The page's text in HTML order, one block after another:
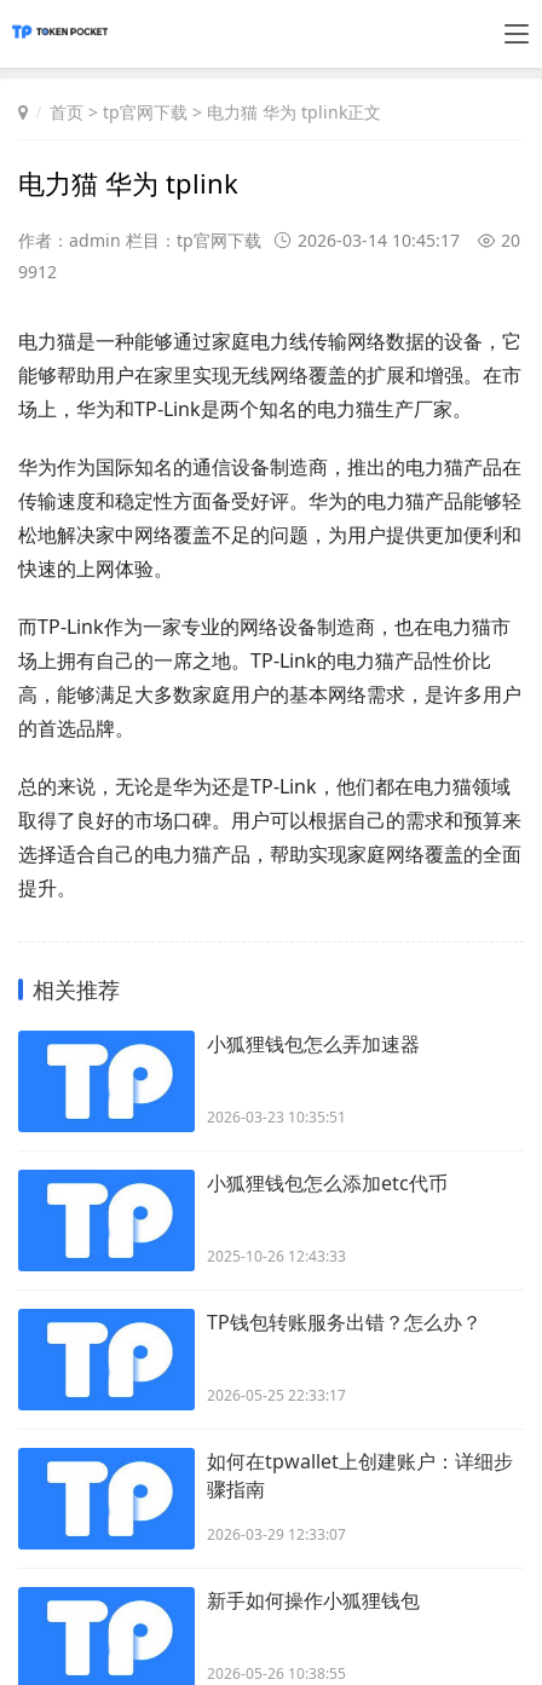
首页 > tp官网下载 > 电力猫 华为 tplink正文
电力猫 华为 tplink
作者：admin 栏目： tp官网下载 2026-03-14 10:45:17
20
9912
电力猫是一种能够通过家庭电力线传输网络数据的设备，它
能够帮助用户在家里实现无线网络覆盖的扩展和增强。在市
场上，华为和TP-Link是两个知名的电力猫生产厂家。
华为作为国际知名的通信设备制造商，推出的电力猫产品在
传输速度和稳定性方面备受好评。华为的电力猫产品能够轻
松地解决家中网络覆盖不足的问题，为用户提供更加便利和
快速的上网体验。
而TP-Link作为一家专业的网络设备制造商，也在电力猫市
场上拥有自己的一席之地。TP-Link的电力猫产品性价比
高，能够满足大多数家庭用户的基本网络需求，是许多用户
的首选品牌。
总的来说，无论是华为还是TP-Link，他们都在电力猫领域
取得了良好的市场口碑。用户可以根据自己的需求和预算来
选择适合自己的电力猫产品，帮助实现家庭网络覆盖的全面
提升。
相关推荐
小狐狸钱包怎么弄加速器
2026-03-23 10:35:51
小狐狸钱包怎么添加etc代币
2025-10-26 12:43:33
TP钱包转账服务出错？怎么办？
2026-05-25 22:33:17
如何在tpwallet上创建账户：详细步
骤指南
2026-03-29 12:33:07
新手如何操作小狐狸钱包
2026-05-26 10:38:55